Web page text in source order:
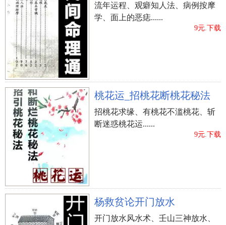
流年运程、观癖知人法、病例按摩
学、面上的恶痣......
9元.下载
桃花运_招桃花断桃花秘法
招桃花求缘、有桃花不滥桃花、斩
断迷惑桃花运......
9元.下载
杨救贫论开门放水
开门放水风水术、壬山三神放水、